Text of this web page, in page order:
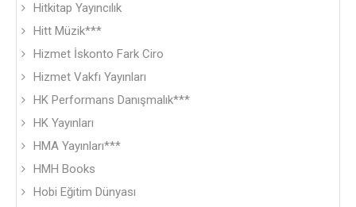
Hitkitap Yayıncılık
Hitt Müzik***
Hizmet İskonto Fark Ciro
Hizmet Vakfı Yayınları
HK Performans Danışmalık***
HK Yayınları
HMA Yayınları***
HMH Books
Hobi Eğitim Dünyası